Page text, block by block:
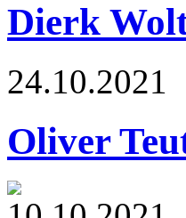
Dierk
24.10.2021
Oliver